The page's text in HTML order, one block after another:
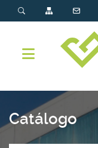
Catálogo